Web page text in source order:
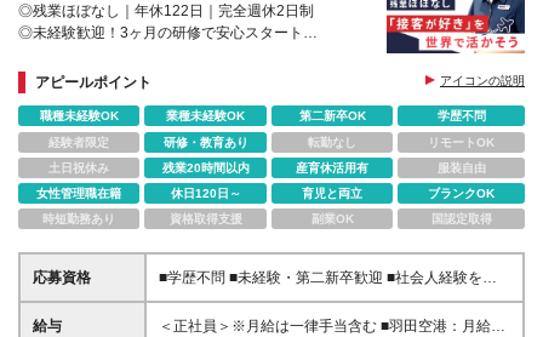
◎残業ほぼなし｜年休122日｜完全週休2日制
◎未経験歓迎！3ヶ月の研修で安心スタート
アピールポイント
アイコンの説明
職種未経験OK 業種未経験OK 第二新卒OK
学歴不問
経験者限定
研修・教育あり 転勤なし
リモートOK
土日祝休み
残業20時間以内 産育休活用有
服装自由
女性管理職在籍
休日120日～ 育児と両立
ブランクOK
時短勤務あり
資格取得支援 副業OK 国認定取得
応募資格
■学歴不問 ■未経験・第二新卒歓迎 ■社会人経験をお
持ちの方（年数不問） ★英語スキルに自信がなくて
もOK！ 趣味で勉強した韓国語や中国語等も活かせま
給与
＜正社員＞※月給は一律手当含む ■羽田空港：月給28